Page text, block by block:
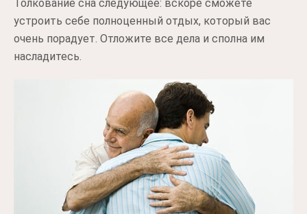
Толкование сна следующее: вскоре сможете
устроить себе полноценный отдых, который вас
очень порадует. Отложите все дела и сполна им
насладитесь.